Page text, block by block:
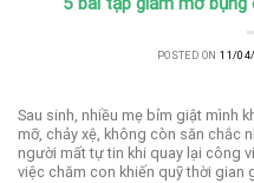
POSTED ON11/
Sau sinh, nhiều mẹ bỉm giật mình
mỡ, chảy xệ, không còn săn chắc
người mất tự tin khi quay lại công
việc chăm con khiến quỹ thời gian